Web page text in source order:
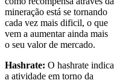
mineração está se tornando
cada vez mais dificil, o que
vem a aumentar ainda mais
o seu valor de mercado.
Hashrate: O hashrate indica
a atividade em torno da